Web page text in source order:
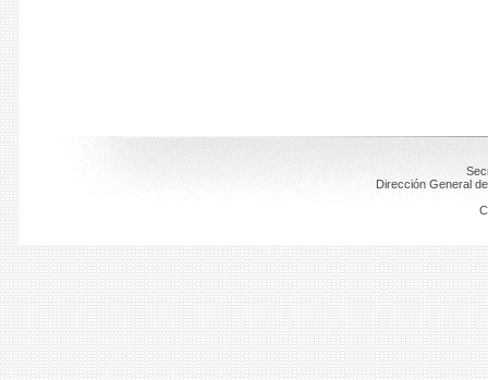
Dirección General